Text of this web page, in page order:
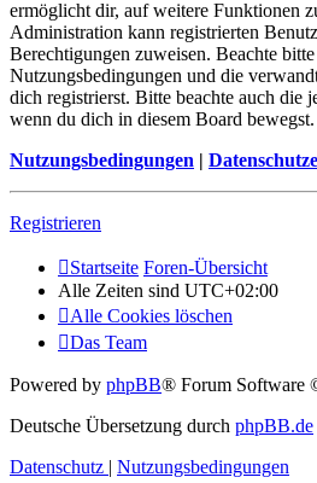
ermöglicht dir, auf weitere Funktionen
Administration kann registrierten
Berechtigungen zuweisen. Beachte bitte
Nutzungsbedingungen und die
dich registrierst. Bitte beachte auch die
wenn du dich in diesem Board bewegst.
Nutzungsbedingungen |
Registrieren
Startseite Foren-Übersicht
Alle Zeiten sind UTC+02:00
Alle Cookies löschen
Das Team
Powered by phpBB® Forum Software
Deutsche Übersetzung durch phpBB.de
Datenschutz | Nutzungsbedingungen